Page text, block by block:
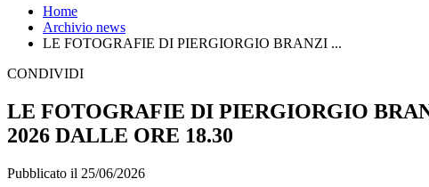
Home
Archivio news
LE FOTOGRAFIE DI PIERGIORGIO BRANZI ...
CONDIVIDI
LE FOTOGRAFIE DI PIERGIORGIO
2026 DALLE ORE 18.30
Pubblicato il 25/06/2026